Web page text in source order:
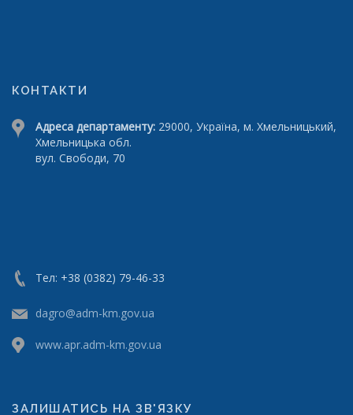
КОНТАКТИ
Адреса департаменту: 29000, Україна, м. Хмельницький,
Хмельницька обл.
вул. Свободи, 70
Тел: +38 (0382) 79-46-33
dagro@adm-km.gov.ua
www.apr.adm-km.gov.ua
ЗАЛИШАТИСЬ НА ЗВ'ЯЗКУ